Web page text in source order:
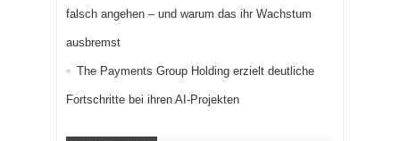
falsch angehen – und warum das ihr Wachstum
ausbremst
The Payments Group Holding erzielt deutliche
Fortschritte bei ihren AI-Projekten